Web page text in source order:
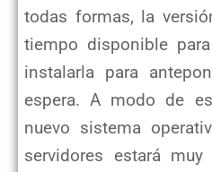
todas formas, la
tiempo disponible
instalarla para
espera. A modo de
nuevo sistema
servidores estará